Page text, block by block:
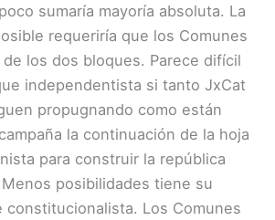
sumaría mayoría absoluta. La
requeriría que los Comunes
de los dos bloques. Parece difícil
independentista si tanto JxCat
propugnando como están
la continuación de la hoja
para construir la república
posibilidades tiene su
constitucionalista. Los Comunes